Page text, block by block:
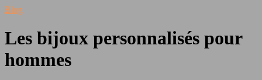
Blog
Les bijoux personnalisés pour
hommes